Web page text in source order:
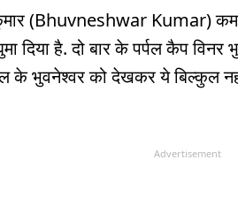
(Bhuvneshwar Kumar)
दिया है. दो बार के पर्पल कैप विनर
के भुवनेश्वर को देखकर ये बिल्कुल
Advertisement